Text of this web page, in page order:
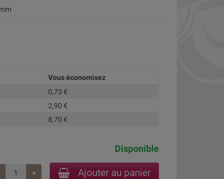
Vous économisez
0,73 €
2,90 €
8,70 €
Disponible
Ajouter au panier